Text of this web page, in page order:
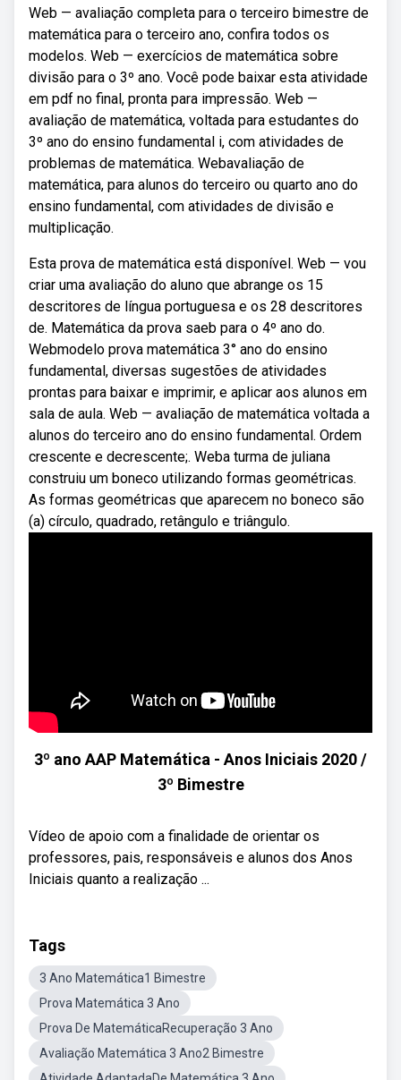
Web — avaliação completa para o terceiro bimestre de
matemática para o terceiro ano, confira todos os
modelos. Web — exercícios de matemática sobre
divisão para o 3º ano. Você pode baixar esta atividade
em pdf no final, pronta para impressão. Web —
avaliação de matemática, voltada para estudantes do
3º ano do ensino fundamental i, com atividades de
problemas de matemática. Webavaliação de
matemática, para alunos do terceiro ou quarto ano do
ensino fundamental, com atividades de divisão e
multiplicação.
Esta prova de matemática está disponível. Web — vou
criar uma avaliação do aluno que abrange os 15
descritores de língua portuguesa e os 28 descritores
de. Matemática da prova saeb para o 4º ano do.
Webmodelo prova matemática 3° ano do ensino
fundamental, diversas sugestões de atividades
prontas para baixar e imprimir, e aplicar aos alunos em
sala de aula. Web — avaliação de matemática voltada a
alunos do terceiro ano do ensino fundamental. Ordem
crescente e decrescente;. Weba turma de juliana
construiu um boneco utilizando formas geométricas.
As formas geométricas que aparecem no boneco são
(a) círculo, quadrado, retângulo e triângulo.
3º ano AAP Matemática - Anos Iniciais 2020 /
3º Bimestre
Vídeo de apoio com a finalidade de orientar os
professores, pais, responsáveis e alunos dos Anos
Iniciais quanto a realização ...
Tags
3 Ano Matemática1 Bimestre
Prova Matemática 3 Ano
Prova De MatemáticaRecuperação 3 Ano
Avaliação Matemática 3 Ano2 Bimestre